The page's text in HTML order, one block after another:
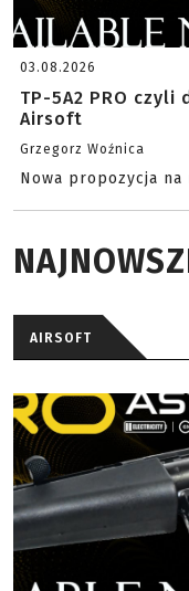
03.08.2026
TP-5A2 PRO czyli
Airsoft
Grzegorz Woźnica
Nowa propozycja
AIRSOFT